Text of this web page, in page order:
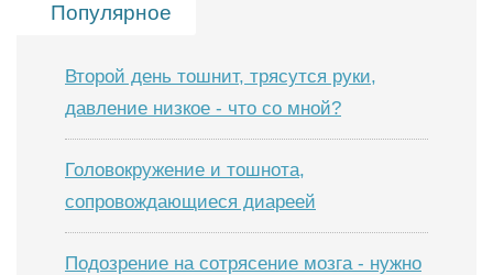
Популярное
Второй день тошнит, трясутся руки,
давление низкое - что со мной?
Головокружение и тошнота,
сопровождающиеся диареей
Подозрение на сотрясение мозга - нужно